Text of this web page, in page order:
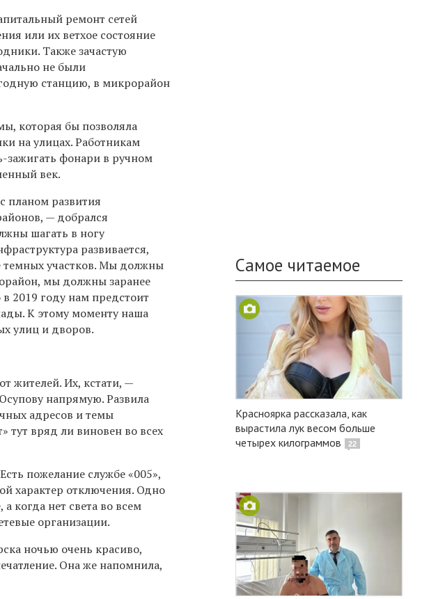
ремонт сетей
или их ветхое состояние
Также зачастую
не были
станцию, в микрорайон
которая бы позволяла
на улицах. Работникам
зажигать фонари в ручном
век.
планом развития
— добрался
шагать в ногу
развивается,
темных участков. Мы должны
мы должны заранее
2019 году нам предстоит
К этому моменту наша
улиц и дворов.
жителей. Их, кстати, —
напрямую. Развила
адресов и темы
тут вряд ли виновен во всех
пожелание службе «005»,
характер отключения. Одно
когда нет света во всем
организации.
ночью очень красиво,
Она же напомнила,
Самое читаемое
Красноярка рассказала, как
вырастила лук весом больше
четырех килограммов
22